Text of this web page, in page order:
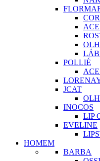
POLLIÉ
JCAT
INOCOS
LIP
EVELINE
HOMEM
BARBA